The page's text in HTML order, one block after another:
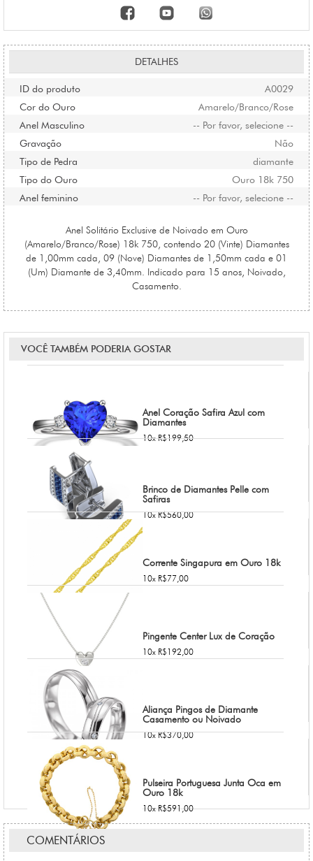
DETALHES
ID do produto A0029
Cor do Ouro Amarelo/Branco/Rose
Anel Masculino -- Por favor, selecione --
Gravação Não
Tipo de Pedra diamante
Tipo do Ouro Ouro 18k 750
Anel feminino -- Por favor, selecione --
Anel Solitário Exclusive de Noivado em Ouro
(Amarelo/Branco/Rose) 18k 750, contendo 20 (Vinte) Diamantes
de 1,00mm cada, 09 (Nove) Diamantes de 1,50mm cada e 01
(Um) Diamante de 3,40mm. Indicado para 15 anos, Noivado,
Casamento.
VOCÊ TAMBÉM PODERIA GOSTAR
Anel Coração Safira Azul com
Diamantes
10x R$199,50
Brinco de Diamantes Pelle com
Safiras
10x R$560,00
Corrente Singapura em Ouro 18k
10x R$77,00
Pingente Center Lux de Coração
10x R$192,00
Aliança Pingos de Diamante
Casamento ou Noivado
10x R$370,00
Pulseira Portuguesa Junta Oca em
Ouro 18k
10x R$591,00
COMENTÁRIOS